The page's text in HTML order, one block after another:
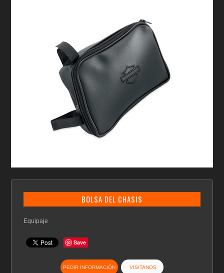
BOLSA DEL CHASIS
Equipaje
Save
PEDIR INFORMACIÓN VISITANOS